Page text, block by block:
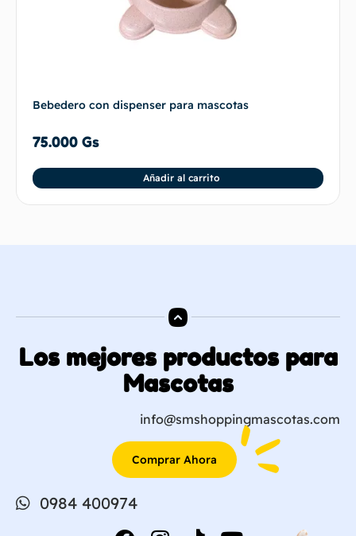
Bebedero con dispenser para mascotas
75.000 Gs
Añadir al carrito
Los mejores productos para
Mascotas
info@smshoppingmascotas.com
Comprar Ahora
0984 400974